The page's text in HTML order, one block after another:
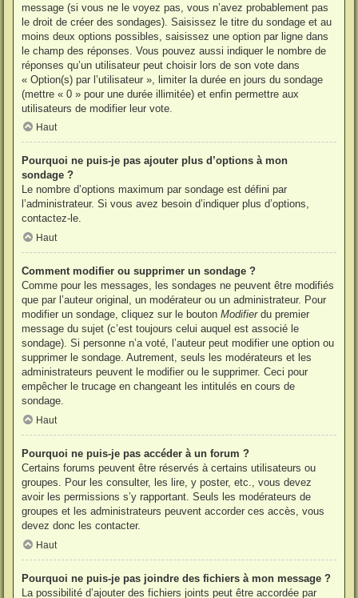
message (si vous ne le voyez pas, vous n’avez probablement pas
le droit de créer des sondages). Saisissez le titre du sondage et au
moins deux options possibles, saisissez une option par ligne dans
le champ des réponses. Vous pouvez aussi indiquer le nombre de
réponses qu’un utilisateur peut choisir lors de son vote dans
« Option(s) par l’utilisateur », limiter la durée en jours du sondage
(mettre « 0 » pour une durée illimitée) et enfin permettre aux
utilisateurs de modifier leur vote.
Haut
Pourquoi ne puis-je pas ajouter plus d’options à mon
sondage ?
Le nombre d’options maximum par sondage est défini par
l’administrateur. Si vous avez besoin d’indiquer plus d’options,
contactez-le.
Haut
Comment modifier ou supprimer un sondage ?
Comme pour les messages, les sondages ne peuvent être modifiés
que par l’auteur original, un modérateur ou un administrateur. Pour
modifier un sondage, cliquez sur le bouton Modifierdu premier
message du sujet (c’est toujours celui auquel est associé le
sondage). Si personne n’a voté, l’auteur peut modifier une option ou
supprimer le sondage. Autrement, seuls les modérateurs et les
administrateurs peuvent le modifier ou le supprimer. Ceci pour
empêcher le trucage en changeant les intitulés en cours de
sondage.
Haut
Pourquoi ne puis-je pas accéder à un forum ?
Certains forums peuvent être réservés à certains utilisateurs ou
groupes. Pour les consulter, les lire, y poster, etc., vous devez
avoir les permissions s’y rapportant. Seuls les modérateurs de
groupes et les administrateurs peuvent accorder ces accès, vous
devez donc les contacter.
Haut
Pourquoi ne puis-je pas joindre des fichiers à mon message ?
La possibilité d’ajouter des fichiers joints peut être accordée par